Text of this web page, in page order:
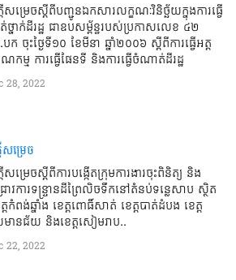
សម្រេចស្ដីពីបញ្ជូនឯកសារលក្ខណៈវិនិច្ឆ័យក្នុងការធ្វើ
នាក់ដីរដ្ឋ ជាឧបសម្ព័ន្ធរបស់ប្រកាសលេខ ៤២
ចុះថ្ងៃទី១០ ខែមីនា ឆ្នាំ២០០៦ ស្ដីពីការធ្វើអត្ត
កម្ម ការធ្វើផែនទី និងការធ្វើចំណាត់ដីរដ្ឋ
28, 2022
ម្រេច
សម្រេចស្ដីពីការបង្កើតក្រុមការងារចុះពិនិត្យ និង
រាវការទន្ទ្រានដីព្រៃលិចទឹកនៅតំនប់ទន្លេសាប ស្ថិត
តកំពង់ឆ្នាំង ខេត្តពោធិ៍សាត់ ខេត្តបាត់ដំបង ខេត្ត
មានជ័យ និងខេត្តសៀមរាប..
22, 2022